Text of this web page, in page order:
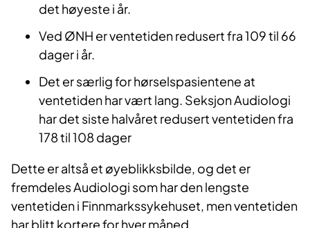
det høyeste i år.
Ved ØNH er ventetiden redusert fra 109 til 66
dager i år.
Det er særlig for hørselspasientene at
ventetiden har vært lang. Seksjon Audiologi
har det siste halvåret redusert ventetiden fra
178 til 108 dager
Dette er altså et øyeblikksbilde, og det er
fremdeles Audiologi som har den lengste
ventetiden i Finnmarkssykehuset, men ventetiden
har blitt kortere for hver måned.